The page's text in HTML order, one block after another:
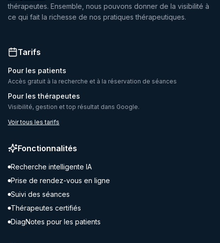
thérapeutes. Ensemble, nous pouvons donner de la visibilité à
ce qui fait la richesse de nos pratiques thérapeutiques.
Tarifs
Pour les patients
Accès gratuit à la recherche et à la réservation de séances
Pour les thérapeutes
Visibilité, gestion et top résultat dans Google.
Voir tous les tarifs
Fonctionnalités
Recherche intelligente IA
Prise de rendez-vous en ligne
Suivi des séances
Thérapeutes certifiés
DiagNotes pour les patients